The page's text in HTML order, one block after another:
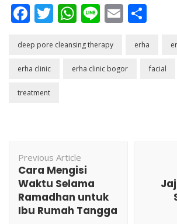
Facebook
Twitter
WhatsApp
LineEmail
deep pore cleansing therapy erha
erha clinic erha clinic bogor facial
treatment
Navigation
Previous Article
Cara Mengisi
Waktu Selama
Ramadhan untuk
Ibu Rumah Tangga